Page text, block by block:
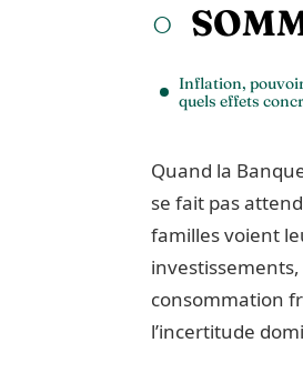
Inflation, pouvoir
quels effets
Quand la
se fait pas
familles voient
investissements,
consommation
l’incertitude